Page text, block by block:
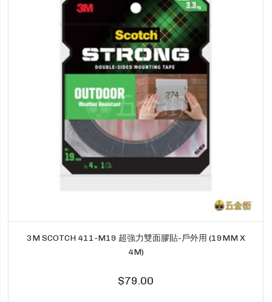
3M SCOTCH 411-M19 超強力雙面膠貼-戶外用 (19MM X
4M)
$79.00